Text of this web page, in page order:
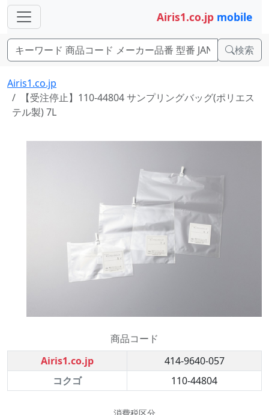
Airis1.co.jp mobile
検索
Airis1.co.jp
【受注停止】110-44804 サンプリングバッグ(ポリエス
テル製) 7L
商品コード
Airis1.co.jp
414-9640-057
コクゴ
110-44804